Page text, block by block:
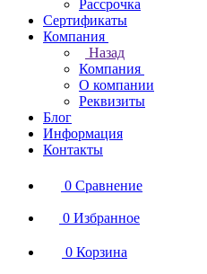
Рассрочка
Сертификаты
Компания
Назад
Компания
О компании
Реквизиты
Блог
Информация
Контакты
0 Сравнение
0 Избранное
0 Корзина